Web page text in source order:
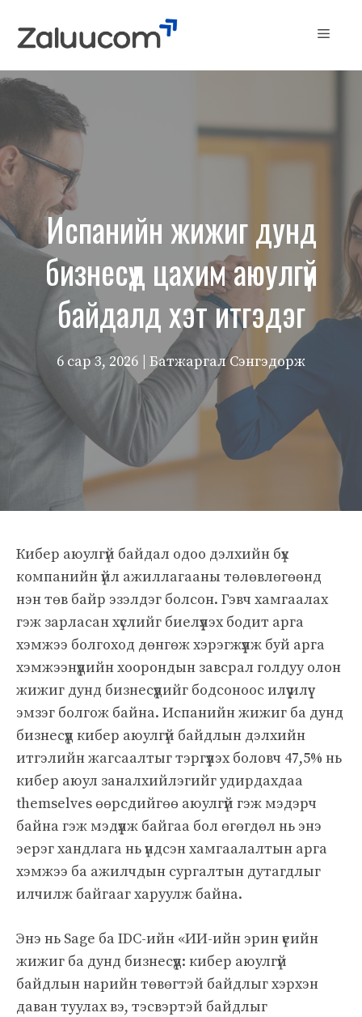
Menu
Испанийн жижиг дунд
бизнесүүд цахим аюулгүй
байдалд хэт итгэдэг
6 сар 3, 2026 | Батжаргал Сэнгэдорж
Кибер аюулгүй байдал одоо дэлхийн бүх
компанийн үйл ажиллагааны төлөвлөгөөнд
нэн төв байр эзэлдэг болсон. Гэвч хамгаалах
гэж зарласан хүслийг биелүүлэх бодит арга
хэмжээ болгоход дөнгөж хэрэгжүүлж буй арга
хэмжээнүүдийн хоорондын завсрал голдуу олон
жижиг дунд бизнесүүдийг бодсоноос илүү илүү
эмзэг болгож байна. Испанийн жижиг ба дунд
бизнесүүд кибер аюулгүй байдлын дэлхийн
итгэлийн жагсаалтыг тэргүүлэх боловч 47,5% нь
кибер аюул заналхийлэгийг удирдахдаа
themselves өөрсдийгөө аюулгүй гэж мэдэрч
байна гэж мэдүүлж байгаа бол өгөгдөл нь энэ
эерэг хандлага нь үндсэн хамгаалалтын арга
хэмжээ ба ажилчдын сургалтын дутагдлыг
илчилж байгааг харуулж байна.
Энэ нь Sage ба IDC-ийн «ИИ-ийн эрин үеийн
жижиг ба дунд бизнесүүд: кибер аюулгүй
байдлын нарийн төвөгтэй байдлыг хэрхэн
даван туулах вэ, тэсвэртэй байдлыг